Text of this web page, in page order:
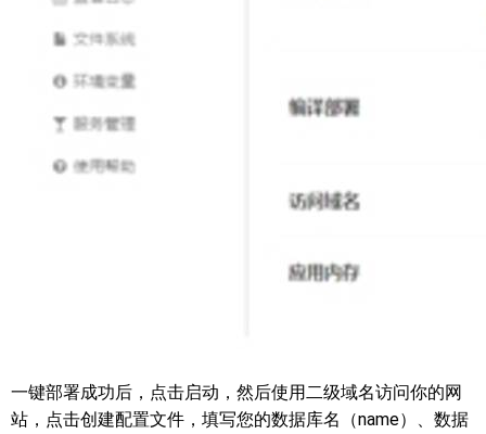
一键部署成功后，点击启动，然后使用二级域名访问你的网
站，点击创建配置文件，填写您的数据库名（name）、数据